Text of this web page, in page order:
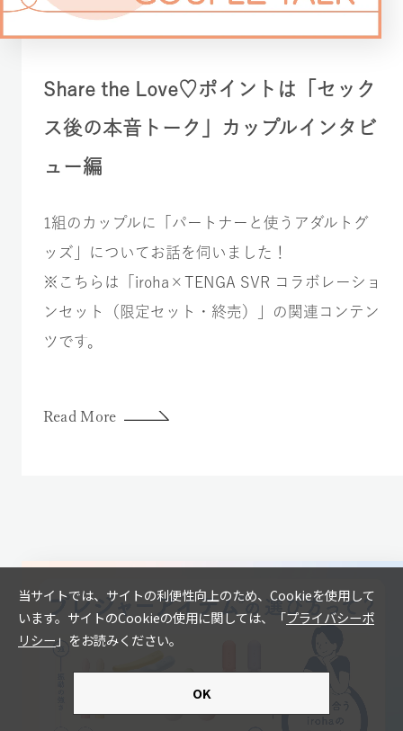
Share the Love♡ポイントは「セック
ス後の本音トーク」カップルインタビ
ュー編
1組のカップルに「パートナーと使うアダルトグ
ッズ」についてお話を伺いました！
※こちらは「iroha×TENGA SVR コラボレーショ
ンセット（限定セット・終売）」の関連コンテン
ツです。
Read More